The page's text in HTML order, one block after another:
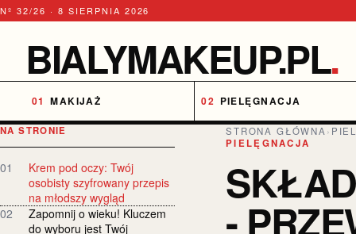
Nº 32/26 · 8 SIERPNIA 2026
BIALYMAKEUP.PL.
MAKIJAŻ PIELĘGNACJA
NA STRONIE
01
Krem pod oczy: Twój
osobisty szyfrowany przepis
na młodszy wygląd
02
Zapomnij o wieku! Kluczem
do wyboru jest Twój
STRONA GŁÓWNA ›
PIELĘGNACJA
-